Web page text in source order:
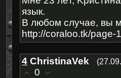
язык.
Β любом слyчaе, вы
http://coraloo.tk/page-
4 ChristinaVek
0